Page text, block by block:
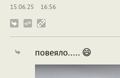
15.06.25
16:56
повеяло..... 😄